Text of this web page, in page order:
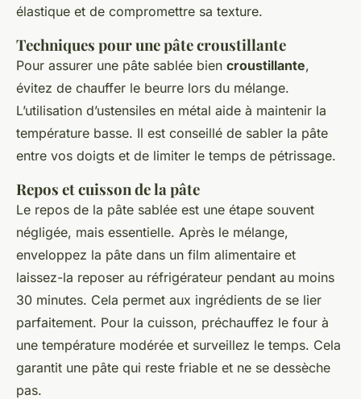
élastique et de compromettre sa texture.
Techniques pour une pâte croustillante
Pour assurer une pâte sablée bien croustillante,
évitez de chauffer le beurre lors du mélange.
L’utilisation d’ustensiles en métal aide à maintenir la
température basse. Il est conseillé de sabler la pâte
entre vos doigts et de limiter le temps de pétrissage.
Repos et cuisson de la pâte
Le repos de la pâte sablée est une étape souvent
négligée, mais essentielle. Après le mélange,
enveloppez la pâte dans un film alimentaire et
laissez-la reposer au réfrigérateur pendant au moins
30 minutes. Cela permet aux ingrédients de se lier
parfaitement. Pour la cuisson, préchauffez le four à
une température modérée et surveillez le temps. Cela
garantit une pâte qui reste friable et ne se dessèche
pas.